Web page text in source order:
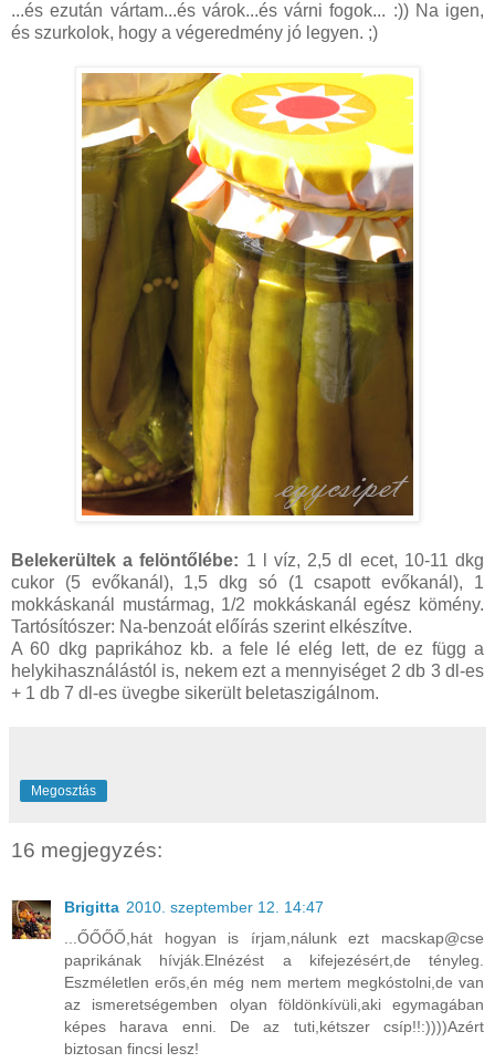
...és ezután vártam...és várok...és várni fogok... :)) Na igen,
és szurkolok, hogy a végeredmény jó legyen. ;)
Belekerültek a felöntőlébe: 1 l víz, 2,5 dl ecet, 10-11 dkg
cukor (5 evőkanál), 1,5 dkg só (1 csapott evőkanál), 1
mokkáskanál mustármag, 1/2 mokkáskanál egész kömény.
Tartósítószer: Na-benzoát előírás szerint elkészítve.
A 60 dkg paprikához kb. a fele lé elég lett, de ez függ a
helykihasználástól is, nekem ezt a mennyiséget 2 db 3 dl-es
+ 1 db 7 dl-es üvegbe sikerült beletaszigálnom.
Megosztás
16 megjegyzés:
Brigitta 2010. szeptember 12. 14:47
...ŐŐŐŐ,hát hogyan is írjam,nálunk ezt macskap@cse
paprikának hívják.Elnézést a kifejezésért,de tényleg.
Eszméletlen erős,én még nem mertem megkóstolni,de van
az ismeretségemben olyan földönkívüli,aki egymagában
képes harava enni. De az tuti,kétszer csíp!!:))))Azért
biztosan fincsi lesz!